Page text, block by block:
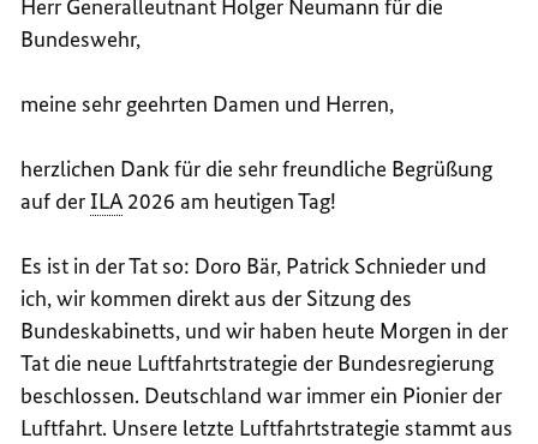
Herr Generalleutnant Holger Neumann für die
Bundeswehr,
meine sehr geehrten Damen und Herren,
herzlichen Dank für die sehr freundliche Begrüßung
auf der ILA 2026 am heutigen Tag!
Es ist in der Tat so: Doro Bär, Patrick Schnieder und
ich, wir kommen direkt aus der Sitzung des
Bundeskabinetts, und wir haben heute Morgen in der
Tat die neue Luftfahrtstrategie der Bundesregierung
beschlossen. Deutschland war immer ein Pionier der
Luftfahrt. Unsere letzte Luftfahrtstrategie stammt aus